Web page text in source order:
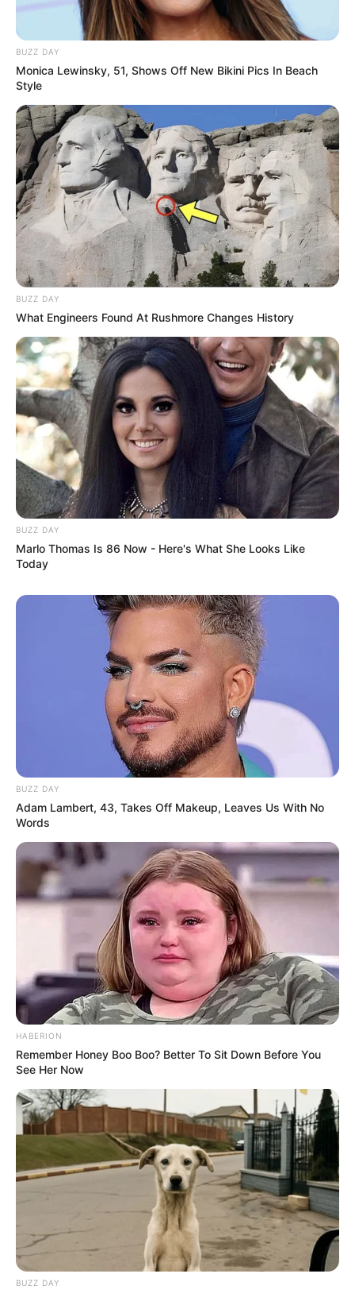
BUZZ DAY
Monica Lewinsky, 51, Shows Off New Bikini Pics In Beach
Style
BUZZ DAY
What Engineers Found At Rushmore Changes History
BUZZ DAY
Marlo Thomas Is 86 Now - Here's What She Looks Like
Today
BUZZ DAY
Adam Lambert, 43, Takes Off Makeup, Leaves Us With No
Words
HABERION
Remember Honey Boo Boo? Better To Sit Down Before You
See Her Now
BUZZ DAY